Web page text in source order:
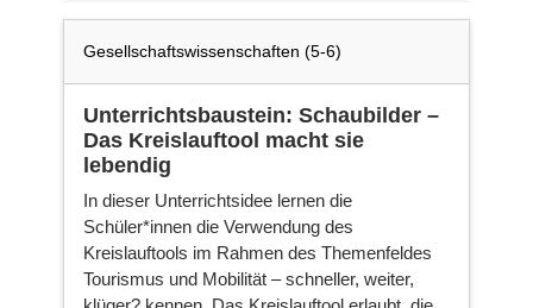
Gesellschaftswissenschaften (5-6)
Unterrichtsbaustein: Schaubilder –
Das Kreislauftool macht sie
lebendig
In dieser Unterrichtsidee lernen die
Schüler*innen die Verwendung des
Kreislauftools im Rahmen des Themenfeldes
Tourismus und Mobilität – schneller, weiter,